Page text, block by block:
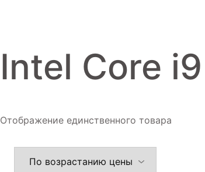
Dyson
Intel Core
Отображение единственного товара